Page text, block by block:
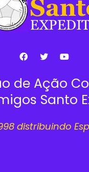
de Ação
Santo
distribuindo